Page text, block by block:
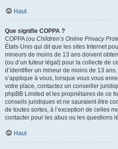
Haut
Que signifie COPPA ?
COPPA (ou Children’s Online Privacy
États-Unis qui dit que les sites Internet
mineurs de moins de 13 ans doivent
(ou d’un tuteur légal) pour la collecte de
d’identifier un mineur de moins de 13
s’applique à vous, lorsque vous vous
votre place, contactez un conseiller
phpBB Limited et les propriétaires de ce
conseils juridiques et ne sauraient être
de toutes sortes, à l’exception de celles
contacter pour les abus ou les questions
Haut